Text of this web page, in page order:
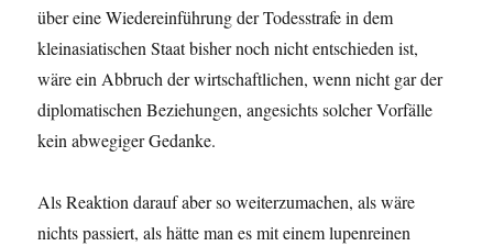
über eine Wiedereinführung der Todesstrafe in dem
kleinasiatischen Staat bisher noch nicht entschieden ist,
wäre ein Abbruch der wirtschaftlichen, wenn nicht gar der
diplomatischen Beziehungen, angesichts solcher Vorfälle
kein abwegiger Gedanke.
Als Reaktion darauf aber so weiterzumachen, als wäre
nichts passiert, als hätte man es mit einem lupenreinen